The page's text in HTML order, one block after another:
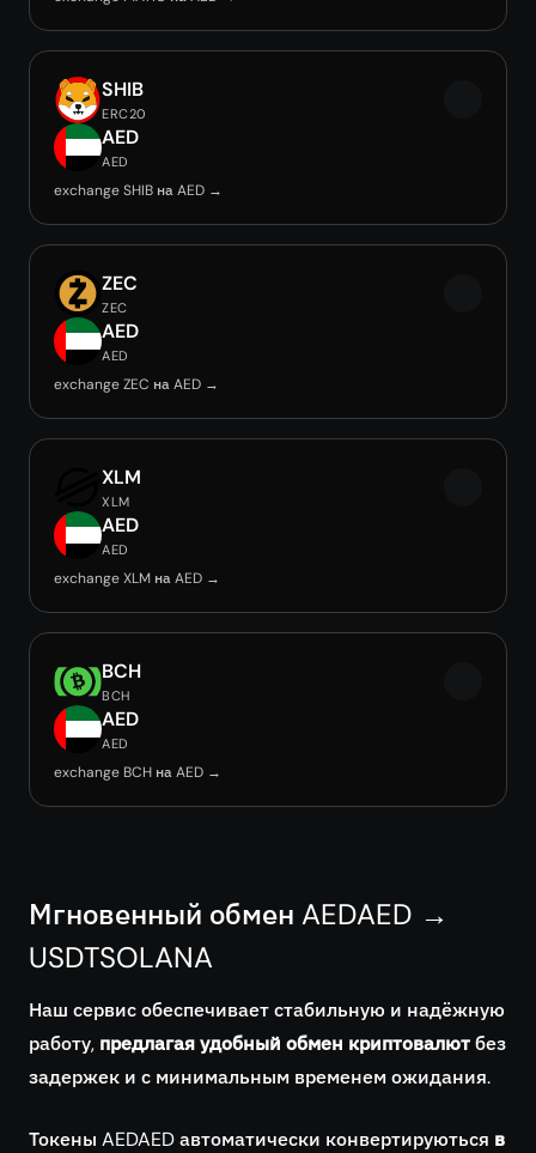
SHIB
ERC20
AED
AED
exchange SHIB на AED →
ZEC
ZEC
AED
AED
exchange ZEC на AED →
XLM
XLM
AED
AED
exchange XLM на AED →
BCH
BCH
AED
AED
exchange BCH на AED →
Мгновенный обмен AEDAED →
USDTSOLANA
Наш сервис обеспечивает стабильную и надёжную
работу, предлагая удобный обмен криптовалютбез
задержек и с минимальным временем ожидания.
Токены AEDAED автоматически конвертируються в